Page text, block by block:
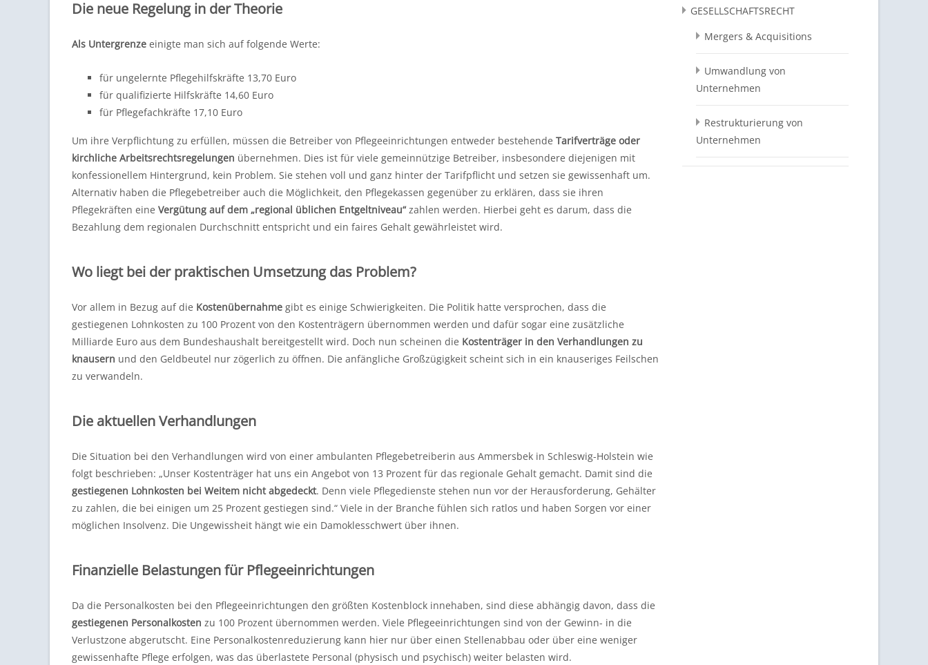
Die neue Regelung in der Theorie
Als Untergrenze einigte man sich auf folgende Werte:
für ungelernte Pflegehilfskräfte 13,70 Euro
für qualifizierte Hilfskräfte 14,60 Euro
für Pflegefachkräfte 17,10 Euro
Um ihre Verpflichtung zu erfüllen, müssen die Betreiber von Pflegeeinrichtungen entweder bestehende Tarifverträge oder
kirchliche Arbeitsrechtsregelungen übernehmen. Dies ist für viele gemeinnützige Betreiber, insbesondere diejenigen mit
konfessionellem Hintergrund, kein Problem. Sie stehen voll und ganz hinter der Tarifpflicht und setzen sie gewissenhaft um.
Alternativ haben die Pflegebetreiber auch die Möglichkeit, den Pflegekassen gegenüber zu erklären, dass sie ihren
Pflegekräften eine Vergütung auf dem „regional üblichen Entgeltniveau“zahlen werden. Hierbei geht es darum, dass die
Bezahlung dem regionalen Durchschnitt entspricht und ein faires Gehalt gewährleistet wird.
Wo liegt bei der praktischen Umsetzung das Problem?
Vor allem in Bezug auf die Kostenübernahme gibt es einige Schwierigkeiten. Die Politik hatte versprochen, dass die
gestiegenen Lohnkosten zu 100 Prozent von den Kostenträgern übernommen werden und dafür sogar eine zusätzliche
Milliarde Euro aus dem Bundeshaushalt bereitgestellt wird. Doch nun scheinen die Kostenträger in den Verhandlungen zu
knausern und den Geldbeutel nur zögerlich zu öffnen. Die anfängliche Großzügigkeit scheint sich in ein knauseriges Feilschen
zu verwandeln.
Die aktuellen Verhandlungen
Die Situation bei den Verhandlungen wird von einer ambulanten Pflegebetreiberin aus Ammersbek in Schleswig-Holstein wie
folgt beschrieben: „Unser Kostenträger hat uns ein Angebot von 13 Prozent für das regionale Gehalt gemacht. Damit sind die
gestiegenen Lohnkosten bei Weitem nicht abgedeckt. Denn viele Pflegedienste stehen nun vor der Herausforderung, Gehälter
zu zahlen, die bei einigen um 25 Prozent gestiegen sind.“ Viele in der Branche fühlen sich ratlos und haben Sorgen vor einer
möglichen Insolvenz. Die Ungewissheit hängt wie ein Damoklesschwert über ihnen.
Finanzielle Belastungen für Pflegeeinrichtungen
Da die Personalkosten bei den Pflegeeinrichtungen den größten Kostenblock innehaben, sind diese abhängig davon, dass die
gestiegenen Personalkosten zu 100 Prozent übernommen werden. Viele Pflegeeinrichtungen sind von der Gewinn- in die
Verlustzone abgerutscht. Eine Personalkostenreduzierung kann hier nur über einen Stellenabbau oder über eine weniger
gewissenhafte Pflege erfolgen, was das überlastete Personal (physisch und psychisch) weiter belasten wird.
GESELLSCHAFTSRECHT
Mergers & Acquisitions
Umwandlung von
Unternehmen
Restrukturierung von
Unternehmen